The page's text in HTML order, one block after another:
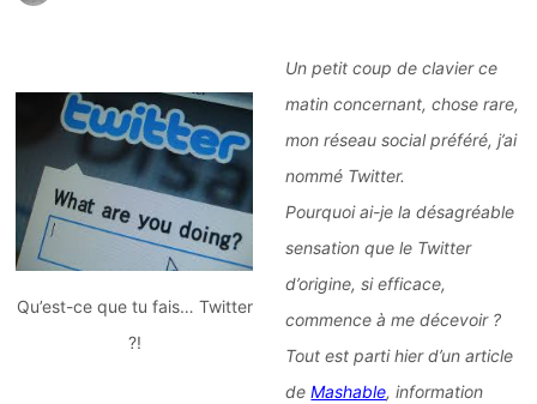
Qu’est-ce que tu fais… Twitter
?!
Un petit coup de clavier ce
matin concernant, chose rare,
mon réseau social préféré, j’ai
nommé Twitter.
Pourquoi ai-je la désagréable
sensation que le Twitter
d’origine, si efficace,
commence à me décevoir ?
Tout est parti hier d’un article
deMashable, information